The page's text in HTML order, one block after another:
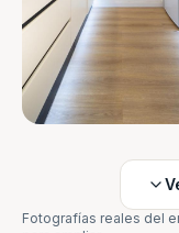
Fotografías reales del